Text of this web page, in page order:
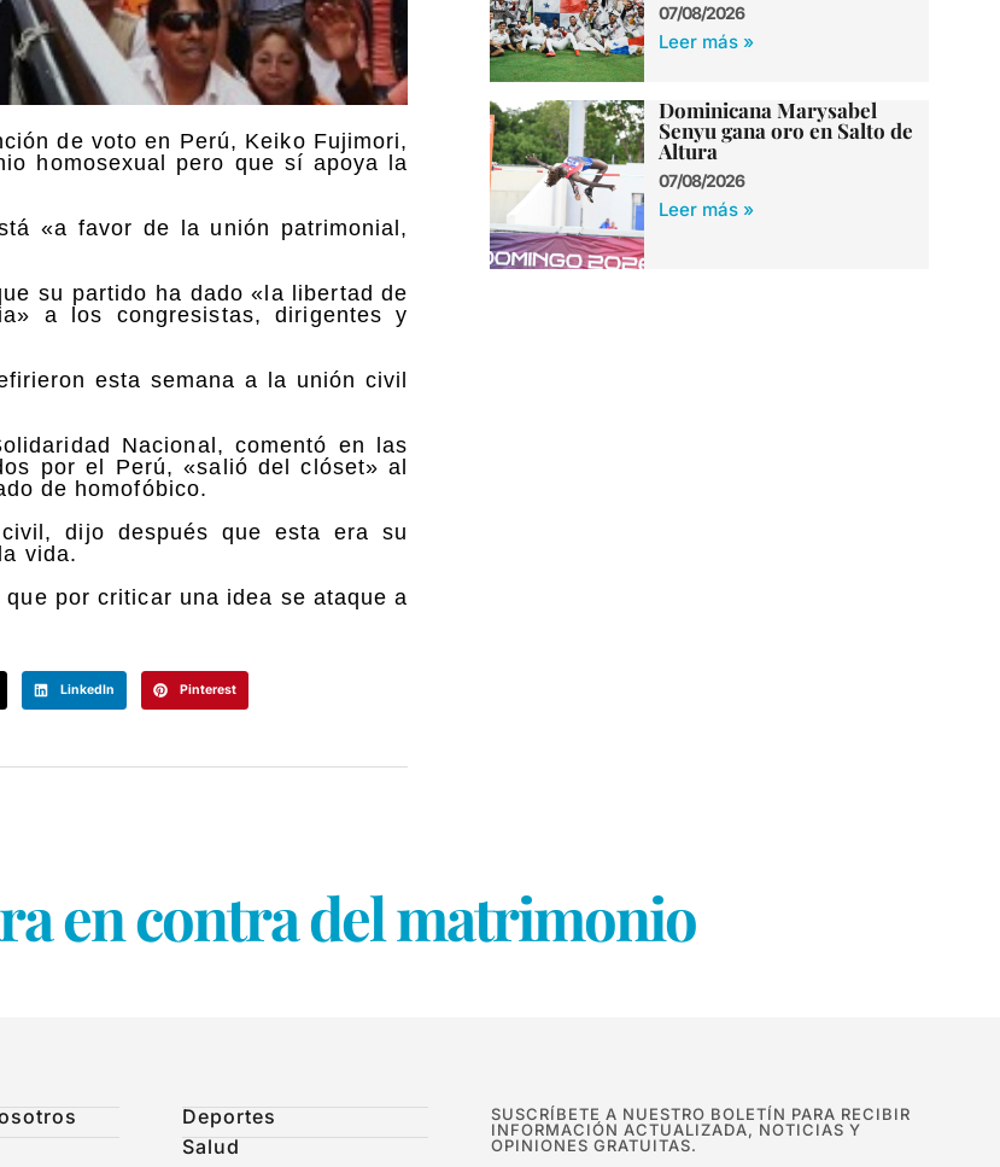
de voto en Perú, Keiko Fujimori,
homosexual pero que sí apoya la
«a favor de la unión patrimonial,
su partido ha dado «la libertad de
a los congresistas, dirigentes y
esta semana a la unión civil
Nacional, comentó en las
por el Perú, «salió del clóset» al
de homofóbico.
dijo después que esta era su
vida.
por criticar una idea se ataque a
LinkedIn Pinterest
07/08/2026
Leer más »
Dominicana Marysabel
Senyu gana oro en Salto de
Altura
07/08/2026
Leer más »
en contra del matrimonio
Deportes
Salud
SUSCRÍBETE A NUESTRO BOLETÍN PARA RECIBIR
INFORMACIÓN ACTUALIZADA, NOTICIAS Y
OPINIONES GRATUITAS.